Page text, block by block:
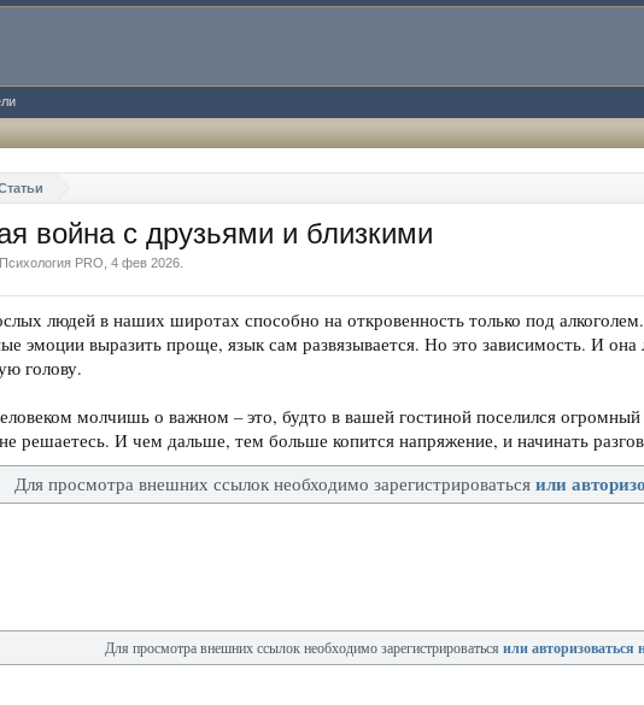
война с друзьями и близкими
Психология PRO 4 фев 2026
людей в наших широтах способно на откровенность только под
эмоции выразить проще, язык сам развязывается. Но это зависимость. И она
голову.
молчишь о важном – это, будто в вашей гостиной поселился
решаетесь. И чем дальше, тем больше копится напряжение, и начинать
Для просмотра внешних ссылок необходимо зарегистрироваться или
Для просмотра внешних ссылок необходимо зарегистрироваться или авторизоваться